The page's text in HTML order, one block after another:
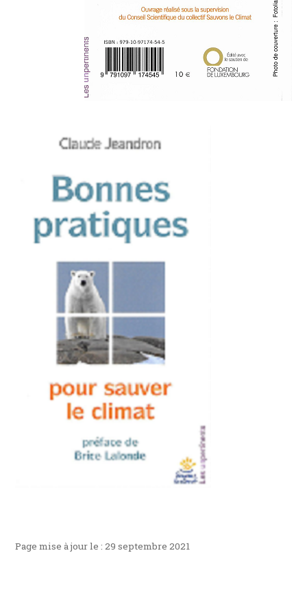
Page mise à jour le : 29 septembre 2021